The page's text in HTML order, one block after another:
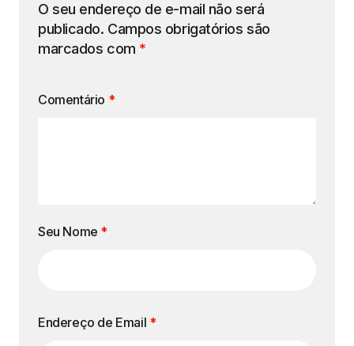
O seu endereço de e-mail não será
publicado. Campos obrigatórios são
marcados com *
Comentário *
Seu Nome *
Endereço de Email *